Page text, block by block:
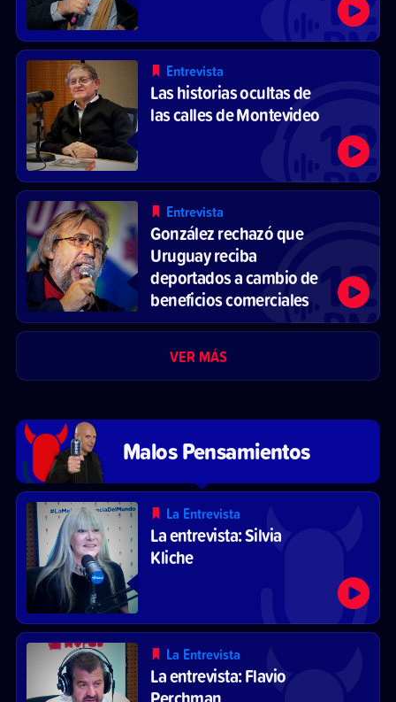
Entrevista
Las historias ocultas de
las calles de Montevideo
Entrevista
González rechazó que
Uruguay reciba
deportados a cambio de
beneficios comerciales
VER MÁS
Malos Pensamientos
La Entrevista
La entrevista: Silvia
Kliche
La Entrevista
La entrevista: Flavio